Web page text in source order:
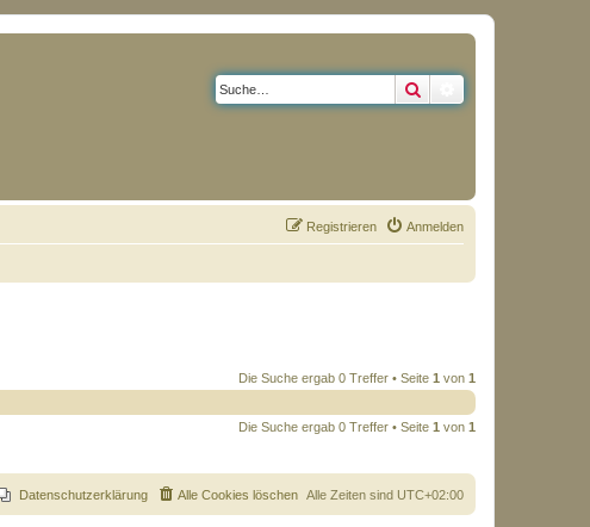
Anmelden
Registrieren
Die Suche ergab 0 Treffer • Seite 1 von 1
Die Suche ergab 0 Treffer • Seite 1 von 1
Alle Zeiten sind UTC+02:00
Alle Cookies löschen
Datenschutzerklärung